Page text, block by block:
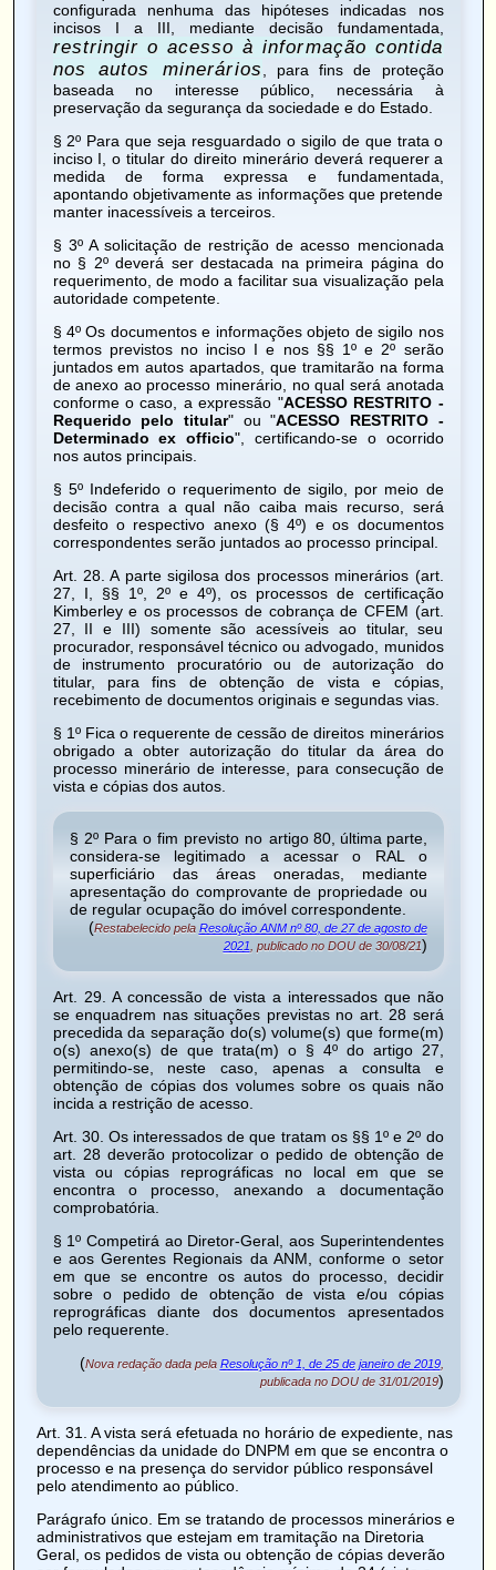
configurada nenhuma das hipóteses indicadas nos
incisos I a III, mediante decisão fundamentada,
restringir o acesso à informação contida
nos autos minerários
, para fins de proteção
baseada no interesse público, necessária à
preservação da segurança da sociedade e do Estado.
§ 2º Para que seja resguardado o sigilo de que trata o
inciso I, o titular do direito minerário deverá requerer a
medida de forma expressa e fundamentada,
apontando objetivamente as informações que pretende
manter inacessíveis a terceiros.
§ 3º A solicitação de restrição de acesso mencionada
no § 2º deverá ser destacada na primeira página do
requerimento, de modo a facilitar sua visualização pela
autoridade competente.
§ 4º Os documentos e informações objeto de sigilo nos
termos previstos no inciso I e nos §§ 1º e 2º serão
juntados em autos apartados, que tramitarão na forma
de anexo ao processo minerário, no qual será anotada
conforme o caso, a expressão "ACESSO RESTRITO -
Requerido pelo titular" ou "ACESSO RESTRITO -
Determinado ex officio", certificando-se o ocorrido
nos autos principais.
§ 5º Indeferido o requerimento de sigilo, por meio de
decisão contra a qual não caiba mais recurso, será
desfeito o respectivo anexo (§ 4º) e os documentos
correspondentes serão juntados ao processo principal.
Art. 28. A parte sigilosa dos processos minerários (art.
27, I, §§ 1º, 2º e 4º), os processos de certificação
Kimberley e os processos de cobrança de CFEM (art.
27, II e III) somente são acessíveis ao titular, seu
procurador, responsável técnico ou advogado, munidos
de instrumento procuratório ou de autorização do
titular, para fins de obtenção de vista e cópias,
recebimento de documentos originais e segundas vias.
§ 1º Fica o requerente de cessão de direitos minerários
obrigado a obter autorização do titular da área do
processo minerário de interesse, para consecução de
vista e cópias dos autos.
§ 2º Para o fim previsto no artigo 80, última parte,
considera-se legitimado a acessar o RAL o
superficiáriodas áreas oneradas, mediante
apresentação do comprovante de propriedade ou
de regular ocupação do imóvel correspondente.
(Restabelecido pela Resolução ANM nº 80, de 27 de agosto de
2021 , publicado no DOU de 30/08/21)
Art. 29. A concessão de vista a interessados que não
se enquadrem nas situações previstas no art. 28 será
precedida da separação do(s) volume(s) que forme(m)
o(s) anexo(s) de que trata(m) o § 4º do artigo 27,
permitindo-se, neste caso, apenas a consulta e
obtenção de cópias dos volumes sobre os quais não
incida a restrição de acesso.
Art. 30. Os interessados de que tratam os §§ 1º e 2º do
art. 28 deverão protocolizar o pedido de obtenção de
vista ou cópias reprográficas no local em que se
encontra o processo, anexando a documentação
comprobatória.
§ 1º Competirá ao Diretor-Geral, aos Superintendentes
e aos Gerentes Regionais da ANM, conforme o setor
em que se encontre os autos do processo, decidir
sobre o pedido de obtenção de vista e/ou cópias
reprográficas diante dos documentos apresentados
pelo requerente.
(Nova redação dada pela Resolução nº 1, de 25 de janeiro de 2019,
publicada no DOU de 31/01/2019)
Art. 31
. A vista será efetuada no horário de expediente, nas
dependências da unidade do DNPM em que se encontra o
processo e na presença do servidor público responsável
pelo atendimento ao público.
Parágrafo único. Em se tratando de processos minerários e
administrativos que estejam em tramitação na Diretoria
Geral, os pedidos de vista ou obtenção de cópias deverão